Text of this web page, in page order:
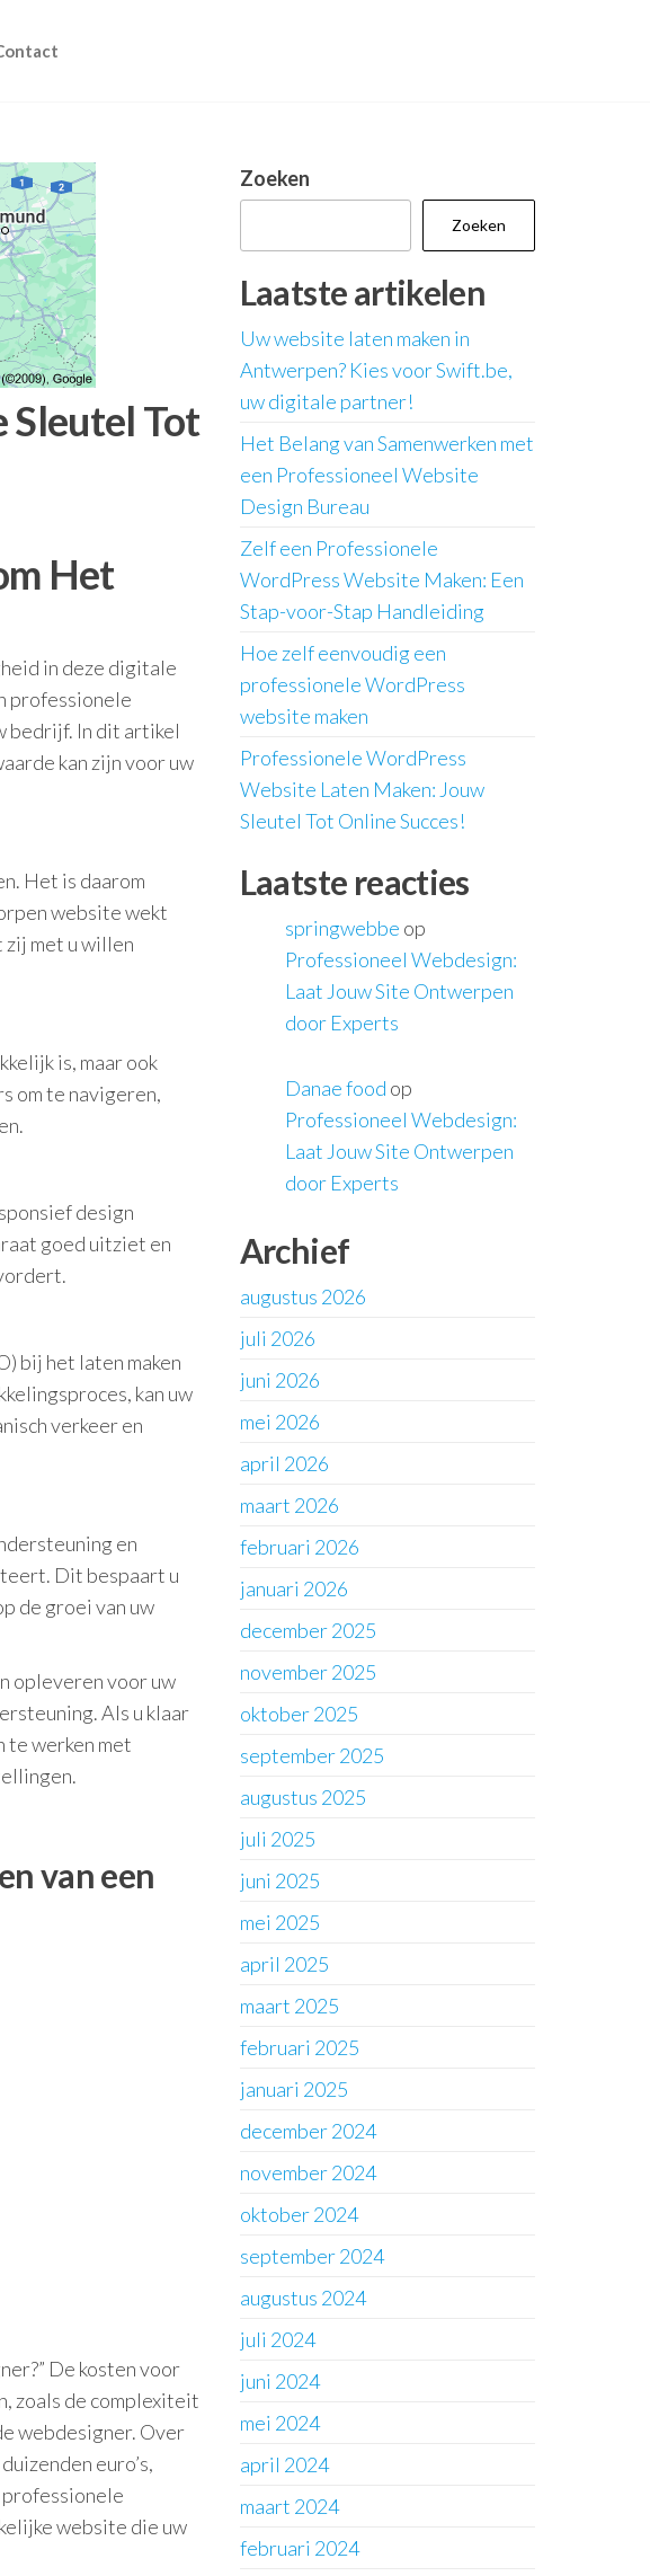
Sleutel Tot
Het
in deze digitale
professionele
bedrijf. In dit artikel
kan zijn voor uw
Het is daarom
website wekt
met u willen
is, maar ook
om te navigeren,
design
goed uitziet en
bij het laten maken
kan uw
verkeer en
en
Dit bespaart u
de groei van uw
opleveren voor uw
Als u klaar
te werken met
van een
De kosten voor
zoals de complexiteit
webdesigner. Over
euro’s,
professionele
website die uw
Zoeken
Zoeken
Laatste artikelen
Uw website laten maken in
Antwerpen? Kies voor Swift.be,
uw digitale partner!
Het Belang van Samenwerken met
een Professioneel Website
Design Bureau
Zelf een Professionele
WordPress Website Maken: Een
Stap-voor-Stap Handleiding
Hoe zelf eenvoudig een
professionele WordPress
website maken
Professionele WordPress
Website Laten Maken: Jouw
Sleutel Tot Online Succes!
Laatste reacties
springwebbe op
Professioneel Webdesign:
Laat Jouw Site Ontwerpen
door Experts
Danae food op
Professioneel Webdesign:
Laat Jouw Site Ontwerpen
door Experts
Archief
augustus 2026
juli 2026
juni 2026
mei 2026
april 2026
maart 2026
februari 2026
januari 2026
december 2025
november 2025
oktober 2025
september 2025
augustus 2025
juli 2025
juni 2025
mei 2025
april 2025
maart 2025
februari 2025
januari 2025
december 2024
november 2024
oktober 2024
september 2024
augustus 2024
juli 2024
juni 2024
mei 2024
april 2024
maart 2024
februari 2024